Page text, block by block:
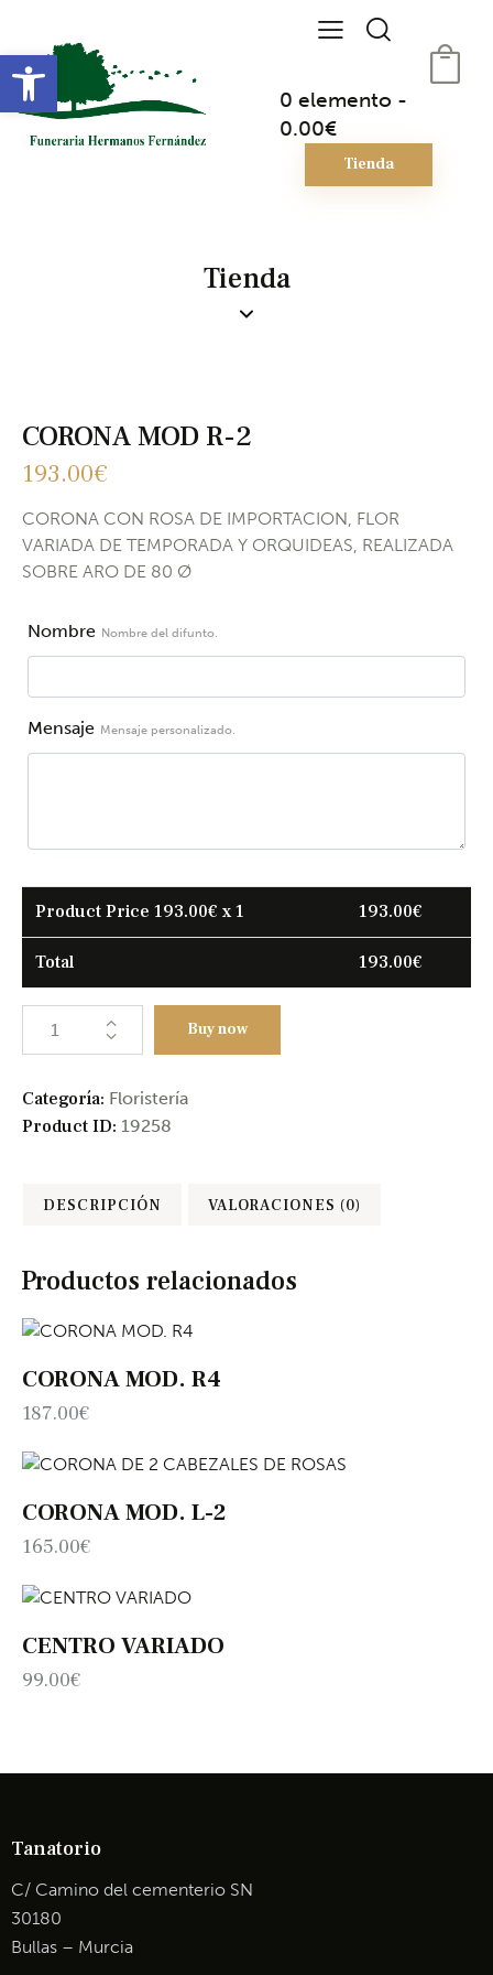
Abrir barra de herramientas
0 elemento -
0.00€
Tienda
Tienda
CORONA MOD R-2
193.00€
CORONA CON ROSA DE IMPORTACION, FLOR
VARIADA DE TEMPORADA Y ORQUIDEAS, REALIZADA
SOBRE ARO DE 80 Ø
Nombre Nombre del difunto.
Mensaje Mensaje personalizado.
Product Price 193.00€ x 1 193.00€
Total 193.00€
Buy now
Categoría: Floristería
Product ID: 19258
DESCRIPCIÓN VALORACIONES (0)
Productos relacionados
CORONA MOD. R4
187.00€
CORONA MOD. L-2
165.00€
CENTRO VARIADO
99.00€
Tanatorio
C/ Camino del cementerio SN
30180
Bullas – Murcia